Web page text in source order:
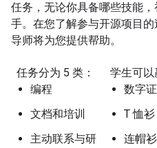
任务，无论你具备哪些技能
手。在您了解参与开源项目
导师将为您提供帮助。
任务分为 5 类：
编程
文档和培训
主动联系与研
学生可以
数字
T 恤衫
连帽衫